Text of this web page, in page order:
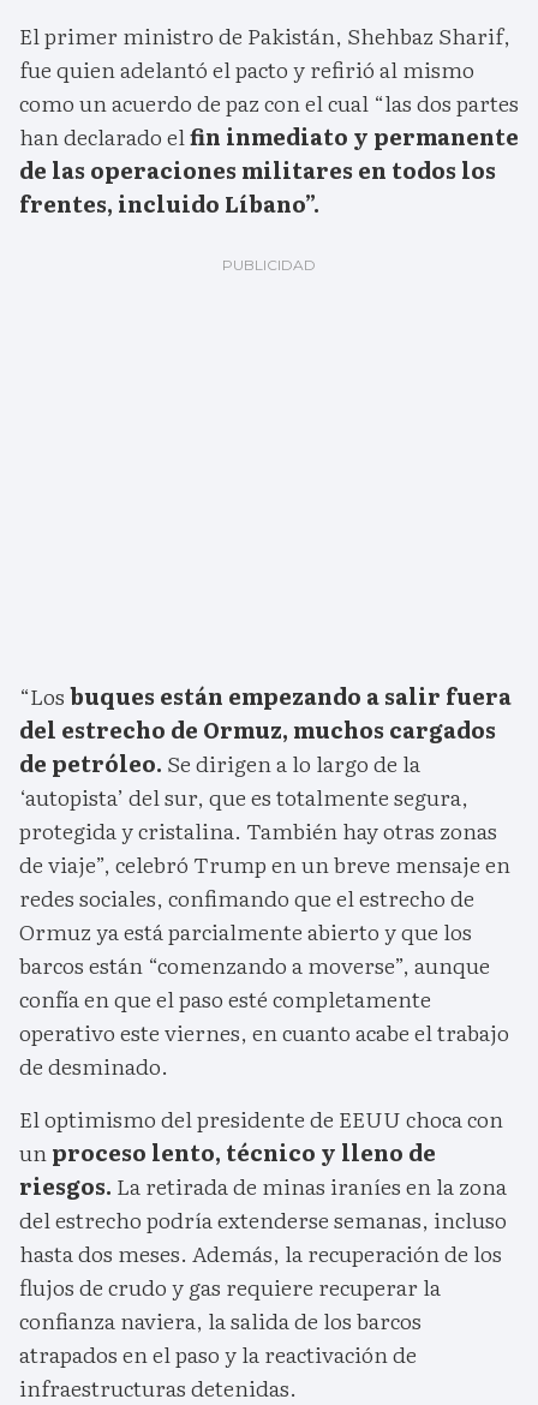
El primer ministro de Pakistán, Shehbaz Sharif,
fue quien adelantó el pacto y refirió al mismo
como un acuerdo de paz con el cual “las dos partes
han declarado elfin inmediato y permanente
de las operaciones militares en todos los
frentes, incluido Líbano”.
“Losbuques están empezando a salir fuera
del estrecho de Ormuz, muchos cargados
de petróleo. Se dirigen a lo largo de la
‘autopista’ del sur, que es totalmente segura,
protegida y cristalina. También hay otras zonas
de viaje”, celebró Trump en un breve mensaje en
redes sociales, confimando que el estrecho de
Ormuz ya está parcialmente abierto y que los
barcos están “comenzando a moverse”, aunque
confía en que el paso esté completamente
operativo este viernes, en cuanto acabe el trabajo
de desminado.
El optimismo del presidente de EEUU choca con
unproceso lento, técnico y lleno de
riesgos. La retirada de minas iraníes en la zona
del estrecho podría extenderse semanas, incluso
hasta dos meses. Además, la recuperación de los
flujos de crudo y gas requiere recuperar la
confianza naviera, la salida de los barcos
atrapados en el paso y la reactivación de
infraestructuras detenidas.